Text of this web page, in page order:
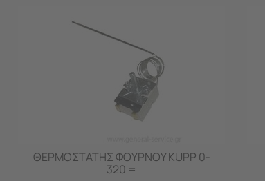
ΘΕΡΜΟΣΤΑΤΗΣ ΦΟΥΡΝΟΥ KUPP 0-
320 =